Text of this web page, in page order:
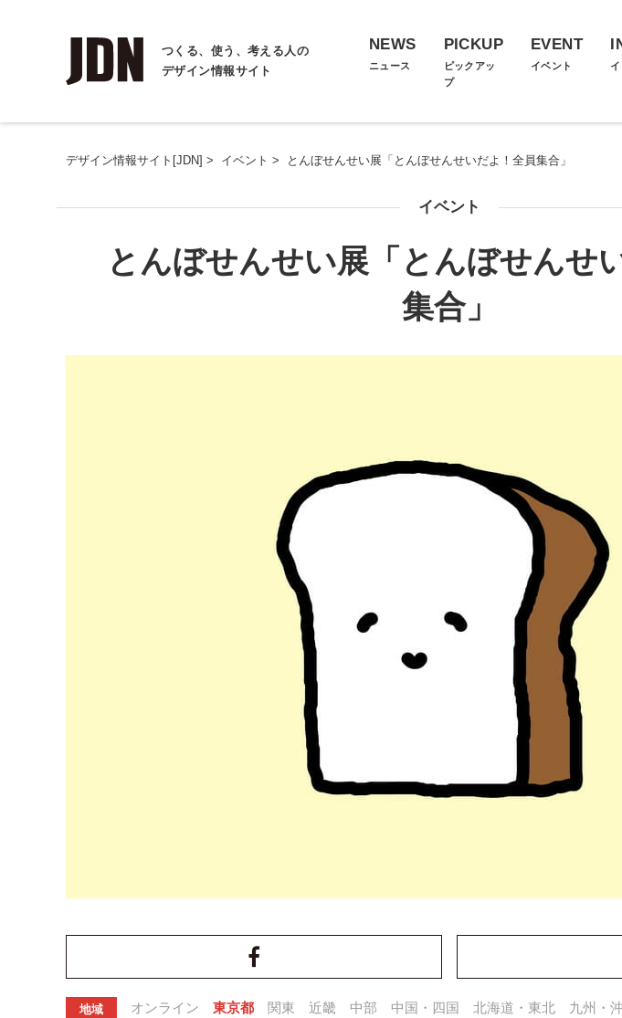
つくる、使う、考える人の
デザイン情報サイト
NEWS
ニュース
PICKUP
ピックアッ
プ
EVENT
イベント
デザイン情報サイト[JDN] > イベント > とんぼせんせい展「とんぼせんせいだよ！全員集合」
イベント
とんぼせんせい展「とんぼせんせ
集合」
地域 オンライン 東京都 関東 近畿 中部 中国・四国 北海道・東北 九州・